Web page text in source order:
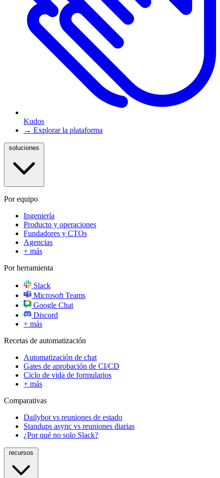
Kudos
→ Explorar la plataforma
Por equipo
Ingeniería
Producto y operaciones
Fundadores y CTOs
Agencias
+ más
Por herramienta
Slack
Microsoft Teams
Google Chat
Discord
+ más
Recetas de automatización
Automatización de chat
Gates de aprobación de CI/CD
Ciclo de vida de formularios
+ más
Comparativas
Dailybot vs reuniones de estado
Standups async vs reuniones diarias
¿Por qué no solo Slack?